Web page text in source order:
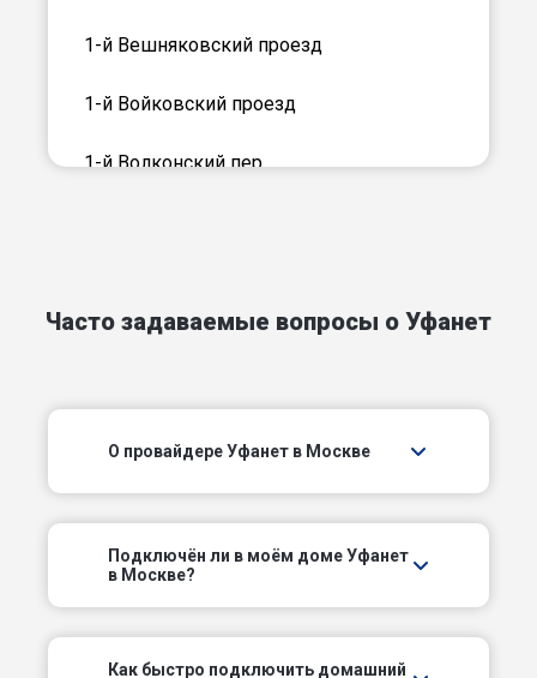
1-й Вешняковский проезд
1-й Войковский проезд
1-й Волконский пер
1-й Вязовский проезд
1-й Гончарный пер
1-й Добрынинский пер
1-й Дорожный проезд
Часто задаваемые вопросы о Уфанет
О провайдере Уфанет в Москве
Подключëн ли в моём доме Уфанет
в Москве?
Как быстро подключить домашний